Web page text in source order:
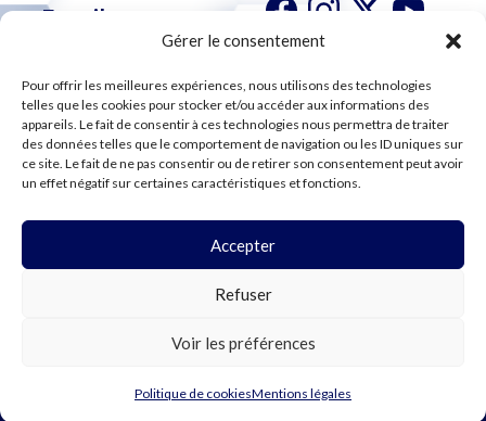
Gérer le consentement
Pour offrir les meilleures expériences, nous utilisons des technologies
telles que les cookies pour stocker et/ou accéder aux informations des
appareils. Le fait de consentir à ces technologies nous permettra de traiter
des données telles que le comportement de navigation ou les ID uniques sur
ce site. Le fait de ne pas consentir ou de retirer son consentement peut avoir
un effet négatif sur certaines caractéristiques et fonctions.
Accepter
Refuser
Voir les préférences
Politique de cookiesMentions légales
S'abonner à
notre
newsletter
COOKIES
WEBDESIGN PAR LEMON Création